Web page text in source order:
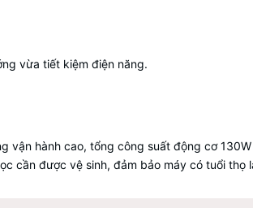
vừa tiết kiệm điện năng.
vận hành cao, tổng công suất động cơ
cần được vệ sinh, đảm bảo máy có tuổi thọ